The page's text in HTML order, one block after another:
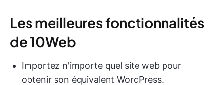
Les meilleures fonctionnalités
de 10Web
Importez n'importe quel site web pour
obtenir son équivalent WordPress.